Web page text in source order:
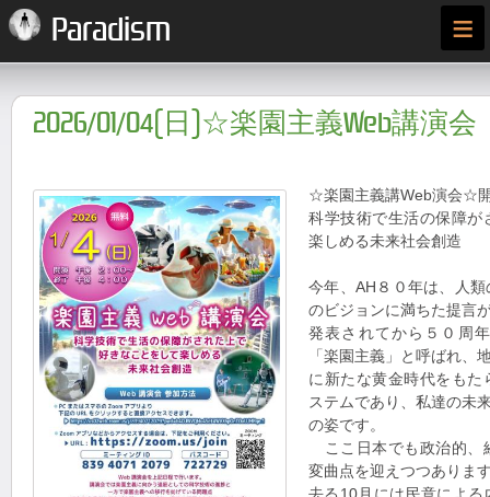
Paradism ≡
2026/01/04(日)☆楽園主義Web講演会
☆楽園主義講Web演会☆
科学技術で生活の保障が
楽しめる未来社会創造
今年、AH８０年は、人
のビジョンに満ちた提言
発表されてから５０周
「楽園主義」と呼ばれ、
に新たな黄金時代をも
ステムであり、私達の未
の姿です。
ここ日本でも政治的、
変曲点を迎えつつありま